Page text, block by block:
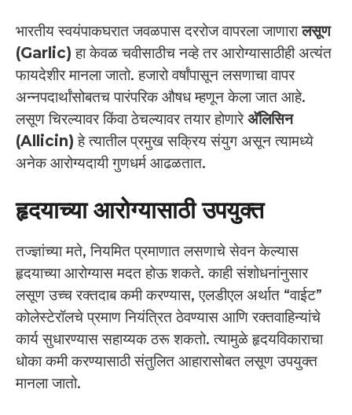
भारतीय स्वयंपाकघरात जवळपास दररोज वापरला जाणारालसूण
(Garlic) हा केवळ चवीसाठीच नव्हे तर आरोग्यासाठीही अत्यंत
फायदेशीर मानला जातो. हजारो वर्षांपासून लसणाचा वापर
अन्नपदार्थांसोबतच पारंपरिक औषध म्हणून केला जात आहे.
लसूण चिरल्यावर किंवा ठेचल्यावर तयार होणारेअ‍ॅलिसिन
(Allicin) हे त्यातील प्रमुख सक्रिय संयुग असून त्यामध्ये
अनेक आरोग्यदायी गुणधर्म आढळतात.
हृदयाच्या आरोग्यासाठी उपयुक्त
तज्ज्ञांच्या मते, नियमित प्रमाणात लसणाचे सेवन केल्यास
हृदयाच्या आरोग्यास मदत होऊ शकते. काही संशोधनांनुसार
लसूण उच्च रक्तदाब कमी करण्यास, एलडीएल अर्थात “वाईट”
कोलेस्टेरॉलचे प्रमाण नियंत्रित ठेवण्यास आणि रक्तवाहिन्यांचे
कार्य सुधारण्यास सहाय्यक ठरू शकतो. त्यामुळे हृदयविकाराचा
धोका कमी करण्यासाठी संतुलित आहारासोबत लसूण उपयुक्त
मानला जातो.